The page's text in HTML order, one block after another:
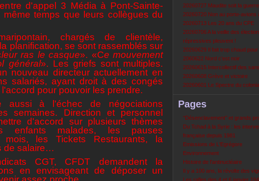
d'appel 3 Média à Pont-Sainte-
temps que leurs collègues du
chargés de clientèle,
planification, se sont rassemblés sur
leur ras le casque». «Ce mouvement
général». Les griefs sont multiples.
nouveau directeur actuellement en
salariés, ayant droit à des congés
pour pouvoir les prendre.
aussi à l'échec de négociations
semaines. Direction et personnel
d'accord sur plusieurs thèmes
enfants malades, les pauses
mois, les Tickets Restaurants, la
de salaire…
CGT, CFDT demandent la
en envisageant de déposer un
20260727 Maudite soit la guerre
20260720 Non au porte-avions
20260713 Les 20 ans du CPE
20260706 A la veille des
répressives pleuvent !
20260629 Il fait trop chaud
2060622 Nord c’est noir
20260615 Intercollectif des
20260608 Grève et victoire
20260601 Le Spectre du
Pages
‘‘Désenclavement’’ et grands
Du Tchad à la Syrie : les
française depuis 1981
Emissions de L'Egrégore
Environnement
Histoire de l'antinucléaire
Il y a 100 ans, la révolte des
Les rafles des 4 et 6 janvier